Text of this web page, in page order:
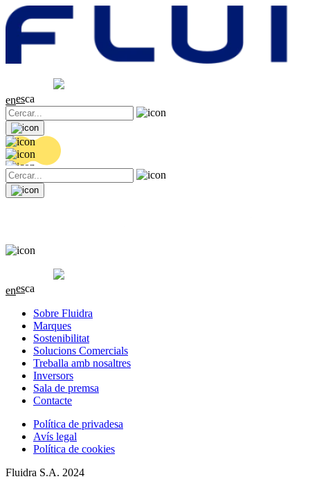
-0.1 (-0.49%)
enesca
-0.1 (-0.49%)
enesca
Sobre Fluidra
Marques
Sostenibilitat
Solucions Comercials
Treballa amb nosaltres
Inversors
Sala de premsa
Contacte
Política de privadesa
Avís legal
Política de cookies
Fluidra S.A. 2024